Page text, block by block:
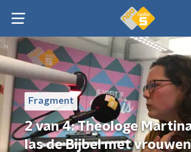
Fragment
2 van 4: Theologe
las de Bijbel met